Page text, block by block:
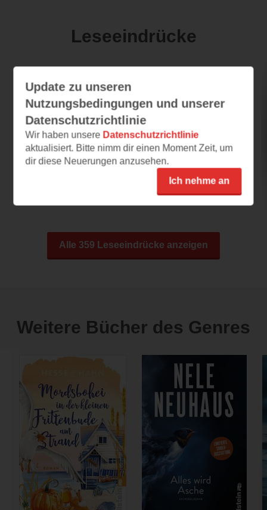
Leseeindrücke
09.09.2019 – 06:58
Vielversprechend
Ich finde das Cover und den Titel schon recht
ansprechend. Der Plot klingt
vielversprechend und...
Alle 359 Leseeindrücke anzeigen
Weitere Bücher des Genres
Update zu unseren
Nutzungsbedingungen und unserer
Datenschutzrichtlinie
Wir haben unsere Datenschutzrichtlinie
aktualisiert. Bitte nimm dir einen Moment Zeit, um
dir diese Neuerungen anzusehen.
Ich nehme an